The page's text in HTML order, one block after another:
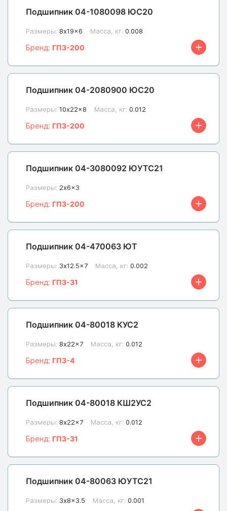
Подшипник 04-1080098 ЮС20
Размеры: 8x19x6 Масса, кг: 0.008
Бренд: ГПЗ-200
Подшипник 04-2080900 ЮС20
Размеры: 10x22x8 Масса, кг: 0.012
Бренд: ГПЗ-200
Подшипник 04-3080092 ЮУТС21
Размеры: 2x6x3
Бренд: ГПЗ-200
Подшипник 04-470063 ЮТ
Размеры: 3x12.5x7 Масса, кг: 0.002
Бренд: ГПЗ-31
Подшипник 04-80018 КУС2
Размеры: 8x22x7 Масса, кг: 0.012
Бренд: ГПЗ-4
Подшипник 04-80018 КШ2УС2
Размеры: 8x22x7 Масса, кг: 0.012
Бренд: ГПЗ-31
Подшипник 04-80063 ЮУТС21
Размеры: 3x8x3.5 Масса, кг: 0.001